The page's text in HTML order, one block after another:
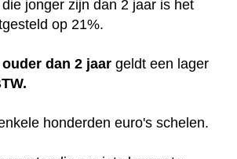
jonger zijn dan 2 jaar is het
op 21%.
ouder dan 2 jaar geldt een lager
honderden euro's schelen.